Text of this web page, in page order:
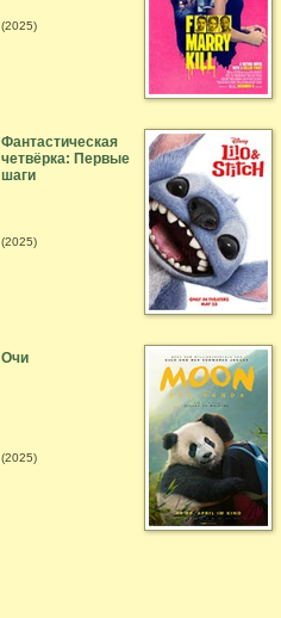
(2025)
Фантастическая
четвёрка: Первые
шаги
(2025)
Очи
(2025)